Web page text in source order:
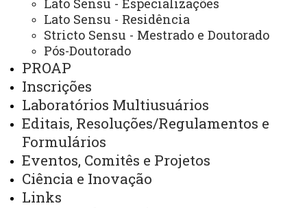
Lato Sensu - Especializações
Lato Sensu - Residência
Stricto Sensu - Mestrado e Doutorado
Pós-Doutorado
PROAP
Inscrições
Laboratórios Multiusuários
Editais, Resoluções/Regulamentos e
Formulários
Eventos, Comitês e Projetos
Ciência e Inovação
Links
Editais 2026
Editais PROJETEK 2026